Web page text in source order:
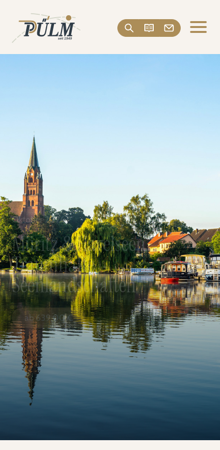
Oktober 2026
Müritz & Havelseen -
Traumhafte
Seenlandschaften
ab 639,00€